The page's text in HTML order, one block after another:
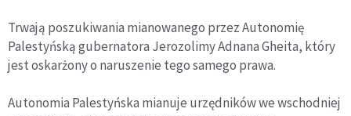
Trwają poszukiwania mianowanego przez Autonomię
Palestyńską gubernatora Jerozolimy Adnana Gheita, który
jest oskarżony o naruszenie tego samego prawa.
Autonomia Palestyńska mianuje urzędników we wschodniej